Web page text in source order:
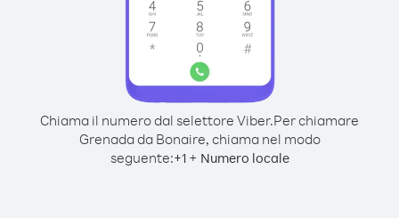
Chiama il numero dal selettore Viber.Per chiamare
Grenada da Bonaire, chiama nel modo
seguente:+1+ Numero locale